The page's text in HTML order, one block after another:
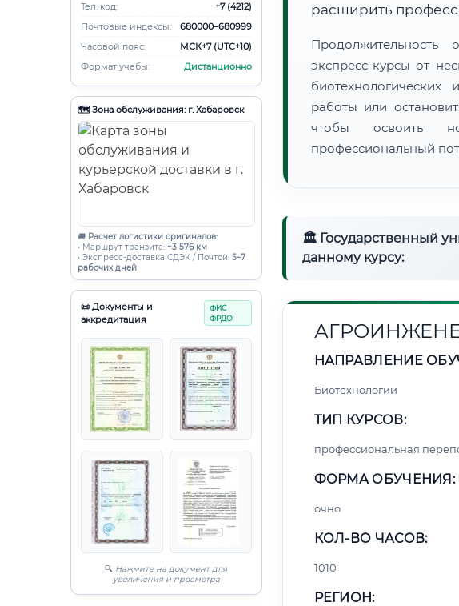
Тел. код:
+7 (4212)
Почтовые индексы:
680000–680999
Часовой пояс:
МСК+7 (UTC+10)
Формат учебы:
Дистанционно
🗺️ Зона обслуживания: г. Хабаровск
🚚 Расчет логистики оригиналов:
• Маршрут транзита: ~3 576 км
• Экспресс-доставка СДЭК / Почтой: 5–7
рабочих дней
📜 Документы и
аккредитация
ФИС
ФРДО
🔍 Нажмите на документ для
увеличения и просмотра
расширить
экспресс-курсы от
биотехнологических
работы или
чтобы освоить
профессиональный
🏛 Государственный
данному курсу:
НАПРАВЛЕНИЕ
Биотехнологии
ТИП КУРСОВ:
профессиональная
ФОРМА ОБУЧЕНИЯ:
очно
КОЛ-ВО ЧАСОВ:
1010
РЕГИОН: